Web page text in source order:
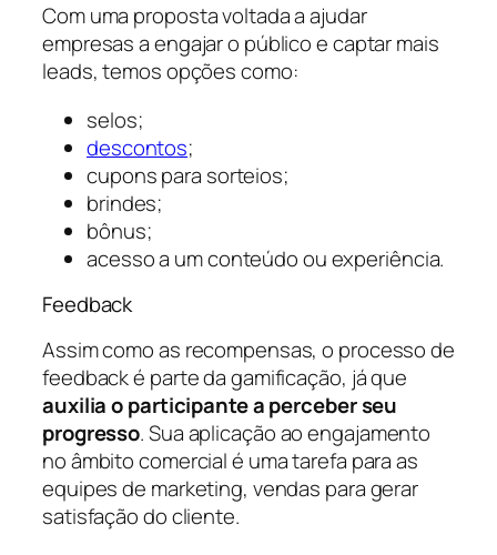
Com uma proposta voltada a ajudar
empresas a engajar o público e captar mais
leads, temos opções como:
selos;
descontos;
cupons para sorteios;
brindes;
bônus;
acesso a um conteúdo ou experiência.
Feedback
Assim como as recompensas, o processo de
feedback é parte da gamificação, já que
auxilia o participante a perceber seu
progresso. Sua aplicação ao engajamento
no âmbito comercial é uma tarefa para as
equipes de marketing, vendas para gerar
satisfação do cliente.